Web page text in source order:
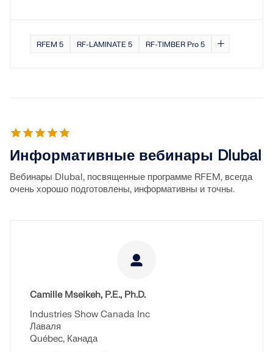
RFEM 5 RF-LAMINATE 5 RF-TIMBER Pro 5
Информативные вебинары Dlubal
Вебинары Dlubal, посвященные программе RFEM, всегда
очень хорошо подготовлены, информативны и точны.
Camille Mseikeh, P.E., Ph.D.
Industries Show Canada Inc
Лаваля
Québec, Канада